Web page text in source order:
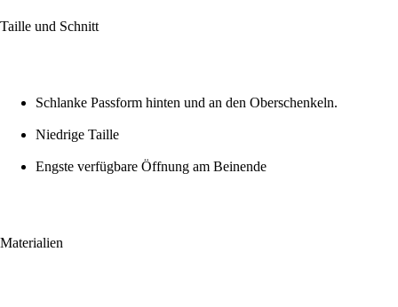
Taille und Schnitt
Schlanke Passform hinten und an den Oberschenkeln.
Niedrige Taille
Engste verfügbare Öffnung am Beinende
Materialien